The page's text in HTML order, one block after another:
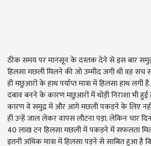
ठीक समय पर मानसून के दस्तक देने से इस बार
हिलसा मछली मिलने की जो उम्मीद जगी थी वह सच
ही मछुआरों के हाथ पर्याप्त मात्रा में हिलसा हाथ लगी
दबाव बनने के कारण मछुआरों में थोड़ी निराशा भी हुई
कारण वे समुद्र में और आगे मछली पकड़ने के लिए
ही उन्हें जाल लेकर वापस लौटना पड़ा. लेकिन चार
40 लाख टन हिलसा मछली में पकड़ने में सफलता
इतनी अधिक मात्रा में हिलसा पड़ने से साबित हुआ है